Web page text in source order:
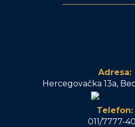
Adresa:
Hercegovačka 13a,
Telefon:
011/7777-